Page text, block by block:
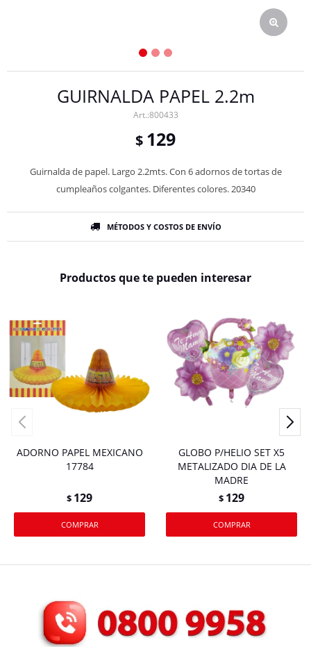
GUIRNALDA PAPEL 2.2m
800433
$ 129
Guirnalda de papel. Largo 2.2mts. Con 6 adornos de tortas de
cumpleaños colgantes. Diferentes colores. 20340
MÉTODOS Y COSTOS DE ENVÍO
Productos que te pueden interesar
ADORNO PAPEL MEXICANO
17784
$ 129
GLOBO P/HELIO SET X5
METALIZADO DIA DE LA
MADRE
$ 129